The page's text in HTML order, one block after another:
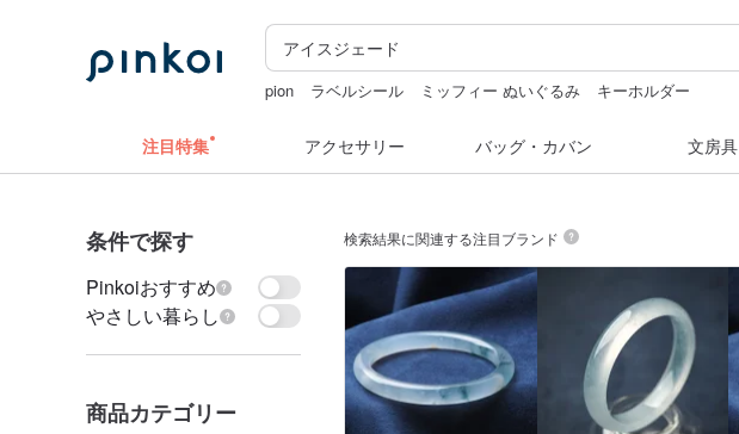
pion ラベルシール ミッフィー ぬいぐるみ
キーホルダー
注目特集 アクセサリー バッグ・カバン 文房具
条件で探す
Pinkoiおすすめ
やさしい暮らし
商品カテゴリー
検索結果に関連する注目ブランド